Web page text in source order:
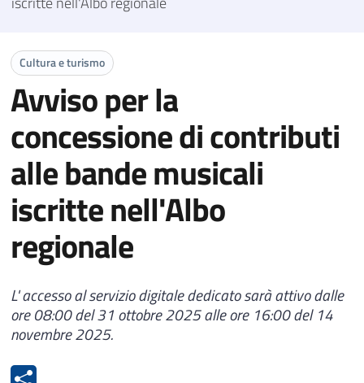
Cultura e turismo
Avviso per la
concessione di contributi
alle bande musicali
iscritte nell'Albo
regionale
L' accesso al servizio digitale dedicato sarà attivo dalle
ore 08:00 del 31 ottobre 2025 alle ore 16:00 del 14
novembre 2025.